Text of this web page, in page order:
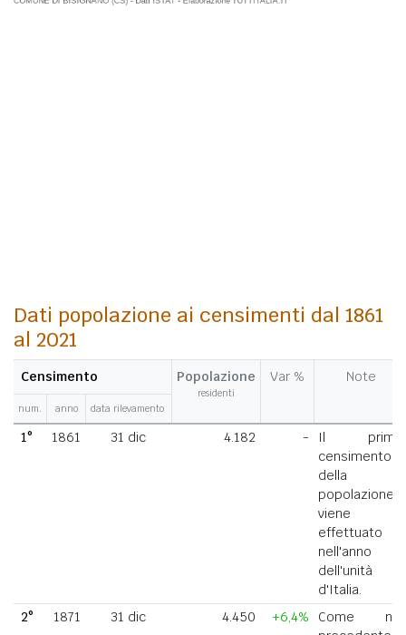
Dati popolazione ai censimenti dal 1861
al 2021
Censimento Popolazione
residenti
Var % Note
num. anno data rilevamento
1° 1861 31 dic 4.182 -
Il primo
censimento
della
popolazione
viene
effettuato
nell'anno
dell'unità
d'Italia.
2°
1871 31 dic 4.450 +6,4%
Come nel